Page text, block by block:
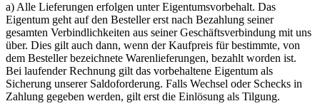
a) Alle Lieferungen erfolgen unter Eigentumsvorbehalt. Das
Eigentum geht auf den Besteller erst nach Bezahlung seiner
gesamten Verbindlichkeiten aus seiner Geschäftsverbindung mit uns
über. Dies gilt auch dann, wenn der Kaufpreis für bestimmte, von
dem Besteller bezeichnete Warenlieferungen, bezahlt worden ist.
Bei laufender Rechnung gilt das vorbehaltene Eigentum als
Sicherung unserer Saldoforderung. Falls Wechsel oder Schecks in
Zahlung gegeben werden, gilt erst die Einlösung als Tilgung.